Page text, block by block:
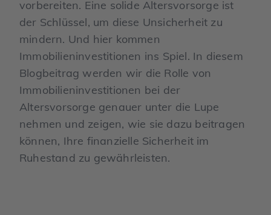
vorbereiten. Eine solide Altersvorsorge ist
der Schlüssel, um diese Unsicherheit zu
mindern. Und hier kommen
Immobilieninvestitionen ins Spiel. In diesem
Blogbeitrag werden wir die Rolle von
Immobilieninvestitionen bei der
Altersvorsorge genauer unter die Lupe
nehmen und zeigen, wie sie dazu beitragen
können, Ihre finanzielle Sicherheit im
Ruhestand zu gewährleisten.